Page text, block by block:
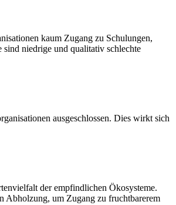
kaum Zugang zu Schulungen,
niedrige und qualitativ schlechte
ausgeschlossen. Dies wirkt sich
der empfindlichen Ökosysteme.
Abholzung, um Zugang zu fruchtbarerem